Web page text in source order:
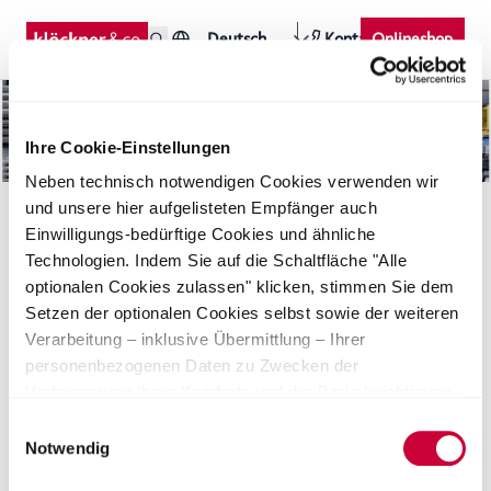
Ihre Cookie-Einstellungen
Neben technisch notwendigen Cookies verwenden wir
und unsere hier aufgelisteten Empfänger auch
Einwilligungs-bedürftige Cookies und ähnliche
Technologien. Indem Sie auf die Schaltfläche "Alle
optionalen Cookies zulassen" klicken, stimmen Sie dem
Setzen der optionalen Cookies selbst sowie der weiteren
Verarbeitung – inklusive Übermittlung – Ihrer
personenbezogenen Daten zu Zwecken der
Nutzerverhaltens sowie der Durchführung und
Notwendig
Deutsch KontaktOnlineshop
Downloads Seiten News